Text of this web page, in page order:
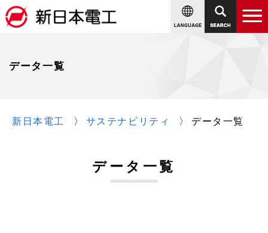
データ一覧
新日本電工 サステナビリティ データ一覧
データ一覧